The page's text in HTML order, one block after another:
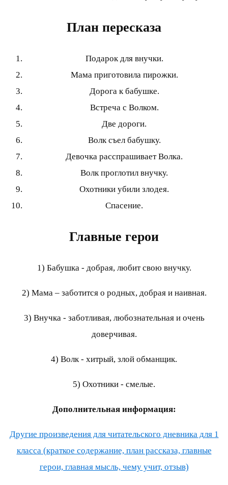
План пересказа
Подарок для внучки.
Мама приготовила пирожки.
Дорога к бабушке.
Встреча с Волком.
Две дороги.
Волк съел бабушку.
Девочка расспрашивает Волка.
Волк проглотил внучку.
Охотники убили злодея.
Спасение.
Главные герои
1) Бабушка - добрая, любит свою внучку.
2) Мама – заботится о родных, добрая и наивная.
3) Внучка - заботливая, любознательная и очень
доверчивая.
4) Волк - хитрый, злой обманщик.
5) Охотники - смелые.
Дополнительная информация:
Другие произведения для читательского дневника для 1
класса (краткое содержание, план рассказа, главные
герои, главная мысль, чему учит, отзыв)